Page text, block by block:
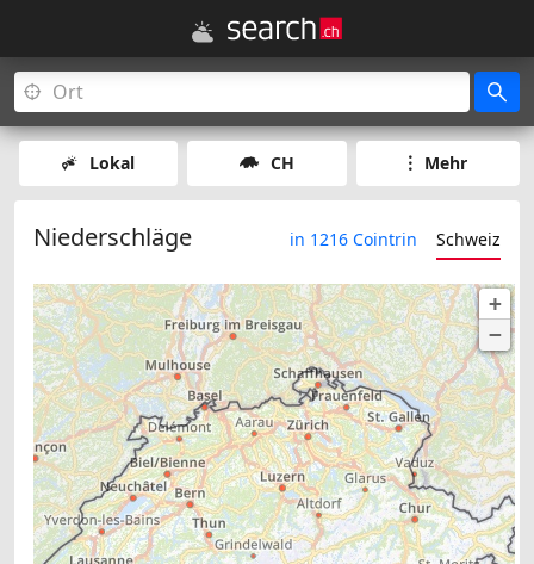
Lokal CH Mehr
Niederschläge in 1216 Cointrin Schweiz
+
−